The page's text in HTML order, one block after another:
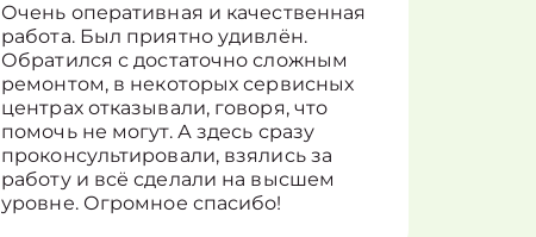
Очень оперативная и качественная
работа. Был приятно удивлён.
Обратился с достаточно сложным
ремонтом, в некоторых сервисных
центрах отказывали, говоря, что
помочь не могут. А здесь сразу
проконсультировали, взялись за
работу и всё сделали на высшем
уровне. Огромное спасибо!